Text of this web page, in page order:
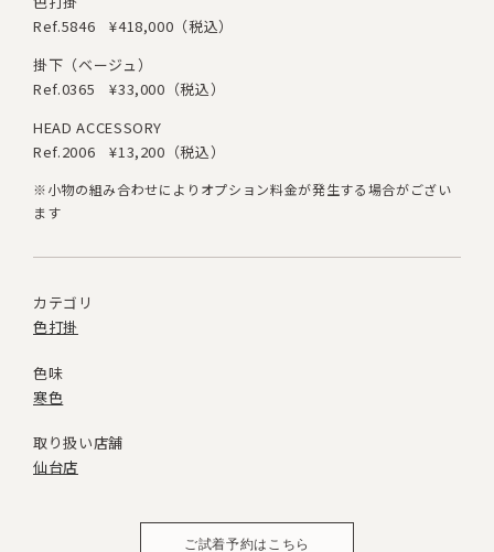
Ref.5846
¥418,000（税込）
掛下（ベージュ）
Ref.0365
¥33,000（税込）
HEAD ACCESSORY
Ref.2006
¥13,200（税込）
※小物の組み合わせによりオプション料金が発生する場合がござい
ます
カテゴリ
色打掛
色味
寒色
取り扱い店舗
仙台店
ご試着予約はこちら